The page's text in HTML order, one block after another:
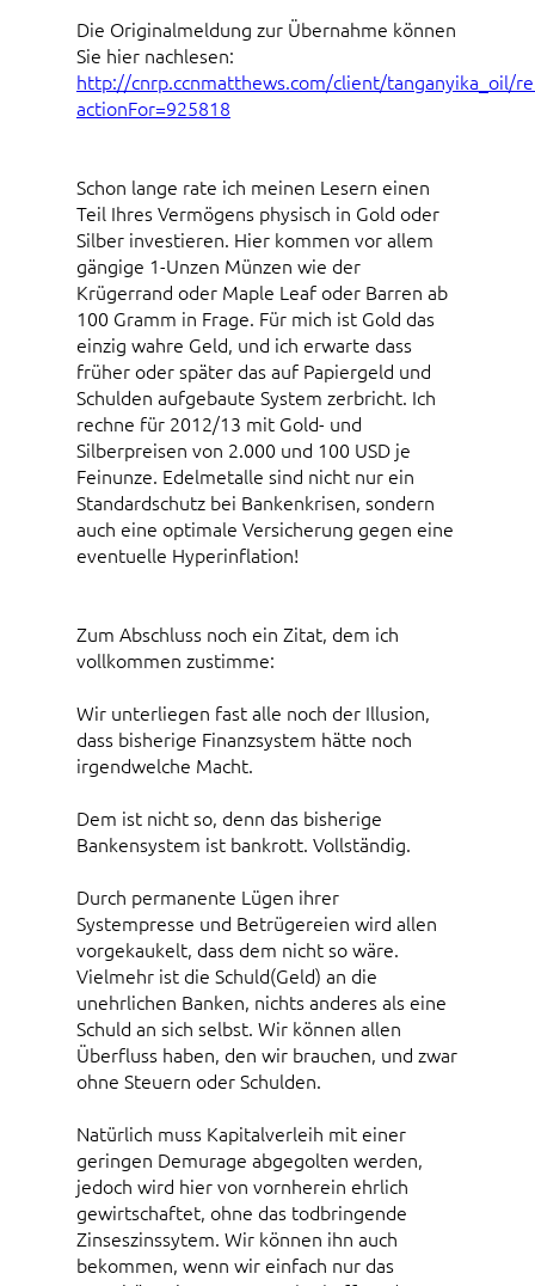
Die Originalmeldung zur Übernahme können
Sie hier nachlesen:
http://cnrp.ccnmatthews.com/client/tanganyika_oil/
actionFor=925818
Schon lange rate ich meinen Lesern einen
Teil Ihres Vermögens physisch in Gold oder
Silber investieren. Hier kommen vor allem
gängige 1-Unzen Münzen wie der
Krügerrand oder Maple Leaf oder Barren ab
100 Gramm in Frage. Für mich ist Gold das
einzig wahre Geld, und ich erwarte dass
früher oder später das auf Papiergeld und
Schulden aufgebaute System zerbricht. Ich
rechne für 2012/13 mit Gold- und
Silberpreisen von 2.000 und 100 USD je
Feinunze. Edelmetalle sind nicht nur ein
Standardschutz bei Bankenkrisen, sondern
auch eine optimale Versicherung gegen eine
eventuelle Hyperinflation!
Zum Abschluss noch ein Zitat, dem ich
vollkommen zustimme:
Wir unterliegen fast alle noch der Illusion,
dass bisherige Finanzsystem hätte noch
irgendwelche Macht.
Dem ist nicht so, denn das bisherige
Bankensystem ist bankrott. Vollständig.
Durch permanente Lügen ihrer
Systempresse und Betrügereien wird allen
vorgekaukelt, dass dem nicht so wäre.
Vielmehr ist die Schuld(Geld) an die
unehrlichen Banken, nichts anderes als eine
Schuld an sich selbst. Wir können allen
Überfluss haben, den wir brauchen, und zwar
ohne Steuern oder Schulden.
Natürlich muss Kapitalverleih mit einer
geringen Demurage abgegolten werden,
jedoch wird hier von vornherein ehrlich
gewirtschaftet, ohne das todbringende
Zinseszinssytem. Wir können ihn auch
bekommen, wenn wir einfach nur das